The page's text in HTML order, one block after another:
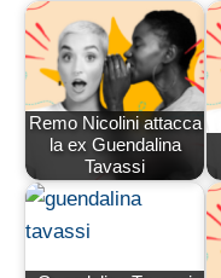
Remo Nicolini attacca
la ex Guendalina
Tavassi